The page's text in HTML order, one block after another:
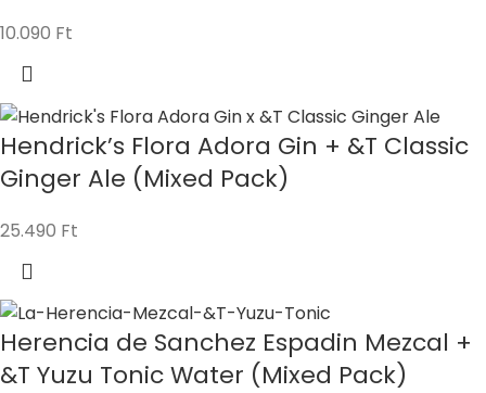
10.090 Ft
Hendrick’s Flora Adora Gin + &T Classic
Ginger Ale (Mixed Pack)
25.490 Ft
Herencia de Sanchez Espadin Mezcal +
&T Yuzu Tonic Water (Mixed Pack)